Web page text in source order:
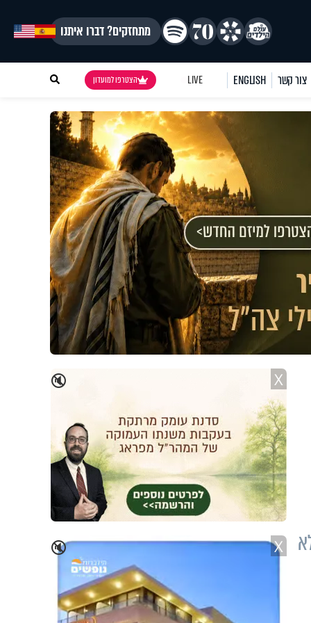
מתחזקים? דברו איתנו
צור קשר ENGLISH
LIVE הצטרפו למועדון
🔇 X
🔇 X